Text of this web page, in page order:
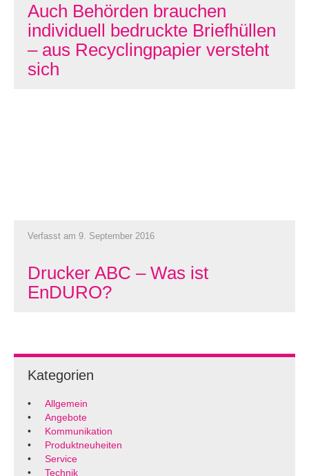
Auch Behörden brauchen
individuell bedruckte Briefhüllen
– aus Recyclingpapier versteht
sich
Verfasst am 9. September 2016
Drucker ABC – Was ist
EnDURO?
Kategorien
Allgemein
Angebote
Kommunikation
Produktneuheiten
Service
Technik